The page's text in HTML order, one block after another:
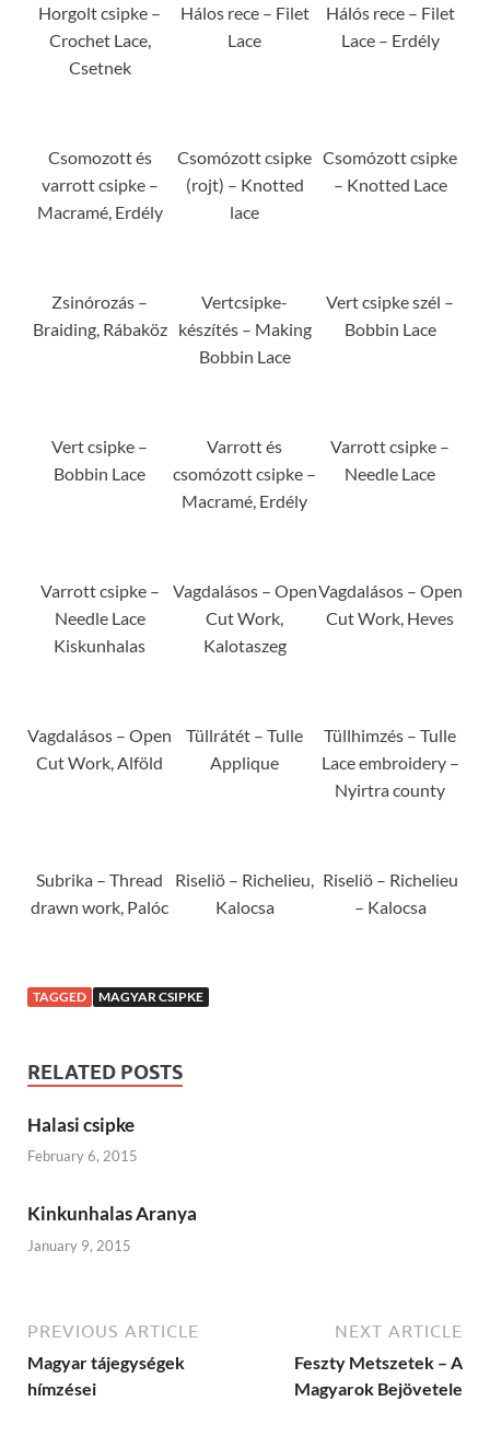
Horgolt csipke –
Crochet Lace,
Csetnek
Hálos rece – Filet
Lace
Hálós rece – Filet
Lace – Erdély
Csomozott és
varrott csipke –
Macramé, Erdély
Csomózott csipke
(rojt) – Knotted
lace
Csomózott csipke
– Knotted Lace
Zsinórozás –
Braiding, Rábaköz
Vertcsipke-
készítés – Making
Bobbin Lace
Vert csipke szél –
Bobbin Lace
Vert csipke –
Bobbin Lace
Varrott és
csomózott csipke –
Macramé, Erdély
Varrott csipke –
Needle Lace
Varrott csipke –
Needle Lace
Kiskunhalas
Vagdalásos – Open
Cut Work,
Kalotaszeg
Vagdalásos – Open
Cut Work, Heves
Vagdalásos – Open
Cut Work, Alföld
Tüllrátét – Tulle
Applique
Tüllhimzés – Tulle
Lace embroidery –
Nyirtra county
Subrika – Thread
drawn work, Palóc
Riseliö – Richelieu,
Kalocsa
Riseliö – Richelieu
– Kalocsa
TAGGED MAGYAR CSIPKE
RELATED POSTS
Halasi csipke
February 6, 2015
Kinkunhalas Aranya
January 9, 2015
PREVIOUS ARTICLE
Magyar tájegységek
hímzései
NEXT ARTICLE
Feszty Metszetek – A
Magyarok Bejövetele